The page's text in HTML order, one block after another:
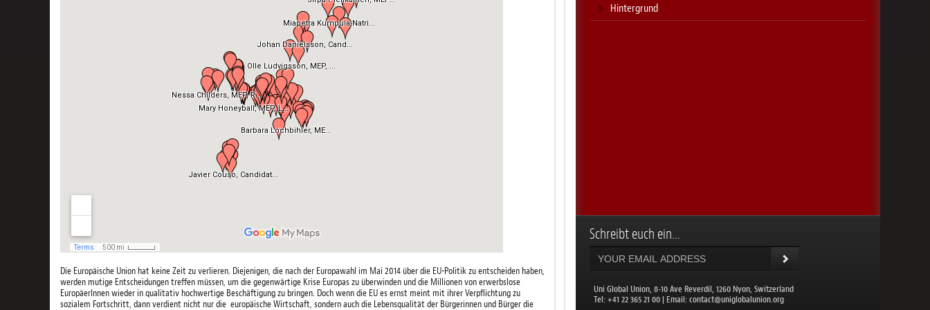
Die Europäische Union hat keine Zeit zu verlieren. Diejenigen, die nach der Europawahl im Mai 2014 über die EU-Politik zu entscheiden haben,
werden mutige Entscheidungen treffen müssen, um die gegenwärtige Krise Europas zu überwinden und die Millionen von erwerbslose
EuropäerInnen wieder in qualitativ hochwertige Beschäftigung zu bringen. Doch wenn die EU es ernst meint mit ihrer Verpflichtung zu
sozialem Fortschritt, dann verdient nicht nur die europäische Wirtschaft, sondern auch die Lebensqualität der Bürgerinnen und Bürger die
Schreibt euch ein...
Uni Global Union, 8-10 Ave Reverdil, 1260 Nyon, Switzerland
​Tel: +41 22 365 21 00 | Email:contact@uniglobalunion.org
Hintergrund